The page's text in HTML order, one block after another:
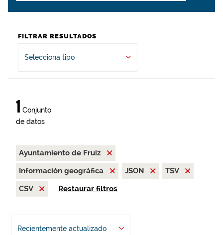
FILTRAR RESULTADOS
Selecciona tipo
1 Conjunto
de datos
Ayuntamiento de Fruiz
Información geográfica
JSON
TSV
CSV
Restaurar filtros
Recientemente actualizado